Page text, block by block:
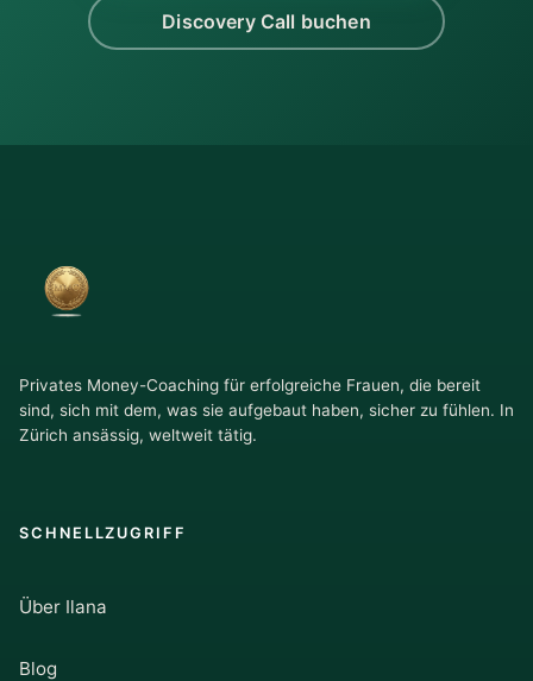
Discovery Call buchen
Privates Money-Coaching für erfolgreiche Frauen, die bereit
sind, sich mit dem, was sie aufgebaut haben, sicher zu fühlen. In
Zürich ansässig, weltweit tätig.
SCHNELLZUGRIFF
Über Ilana
Blog